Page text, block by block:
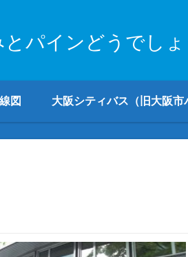
パインどうでしょ
図 大阪シティバス（旧大阪市